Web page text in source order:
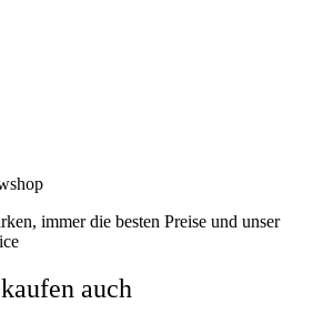
immer die besten Preise und unser
auch